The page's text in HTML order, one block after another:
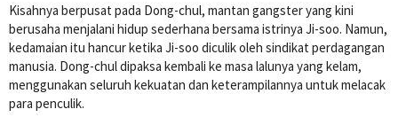
Kisahnya berpusat pada Dong-chul, mantan gangster yang kini
berusaha menjalani hidup sederhana bersama istrinya Ji-soo. Namun,
kedamaian itu hancur ketika Ji-soo diculik oleh sindikat perdagangan
manusia. Dong-chul dipaksa kembali ke masa lalunya yang kelam,
menggunakan seluruh kekuatan dan keterampilannya untuk melacak
para penculik.